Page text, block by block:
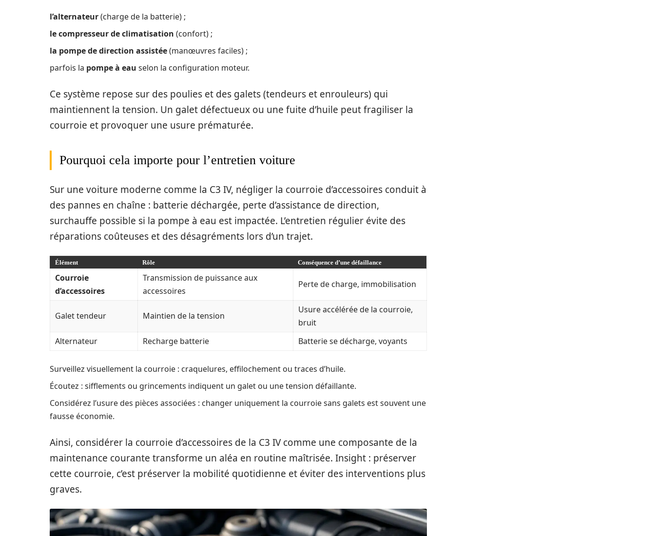
l’alternateur(charge de la batterie) ;
le compresseur de climatisation (confort) ;
la pompe de direction assistée(manœuvres faciles) ;
parfois la pompe à eau selon la configuration moteur.
Ce système repose sur des poulies et des galets (tendeurs et enrouleurs) qui
maintiennent la tension. Un galet défectueux ou une fuite d’huile peut fragiliser la
courroie et provoquer une usure prématurée.
Pourquoi cela importe pour l’entretien voiture
Sur une voiture moderne comme la C3 IV, négliger la courroie d’accessoires conduit à
des pannes en chaîne : batterie déchargée, perte d’assistance de direction,
surchauffe possible si la pompe à eau est impactée. L’entretien régulier évite des
réparations coûteuses et des désagréments lors d’un trajet.
Élément Rôle Conséquence d’une défaillance
Courroie
d’accessoires
Transmission de puissance aux
accessoires
Perte de charge, immobilisation
Galet tendeur Maintien de la tension
Usure accélérée de la courroie,
bruit
Alternateur
Recharge batterie Batterie se décharge, voyants
Surveillez visuellement la courroie : craquelures, effilochement ou traces d’huile.
Écoutez : sifflements ou grincements indiquent un galet ou une tension défaillante.
Considérez l’usure des pièces associées : changer uniquement la courroie sans galets est souvent une
fausse économie.
Ainsi, considérer la courroie d’accessoires de la C3 IV comme une composante de la
maintenance courante transforme un aléa en routine maîtrisée. Insight : préserver
cette courroie, c’est préserver la mobilité quotidienne et éviter des interventions plus
graves.